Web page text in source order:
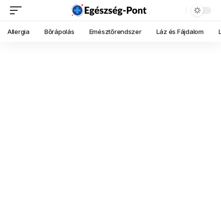
Allergia Bőrápolás Emésztőrendszer Láz és Fájdalom